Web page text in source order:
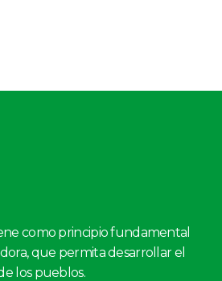
como principio fundamental
que permita desarrollar el
los pueblos.